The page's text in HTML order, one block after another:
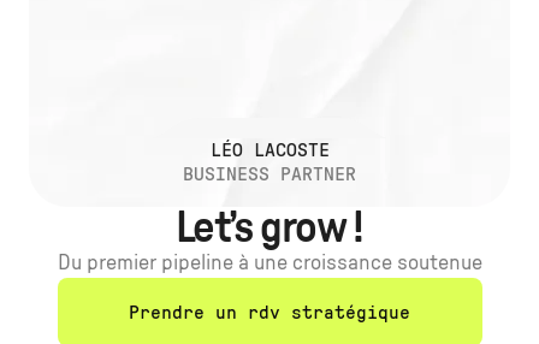
Let’s grow !
Du premier pipeline à une croissance soutenue
Prendre un rdv stratégique
LÉO LACOSTE
BUSINESS PARTNER